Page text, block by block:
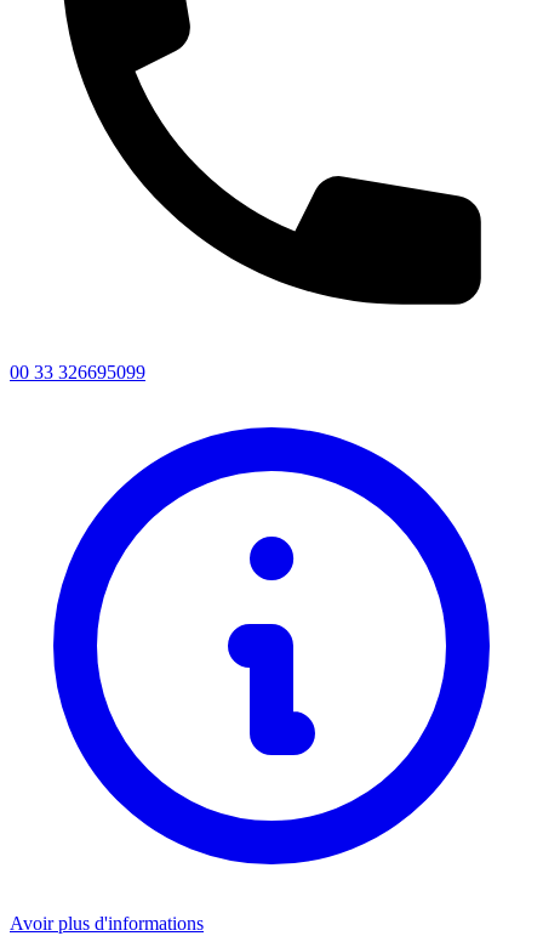
00 33 326695099
Avoir plus d'informations